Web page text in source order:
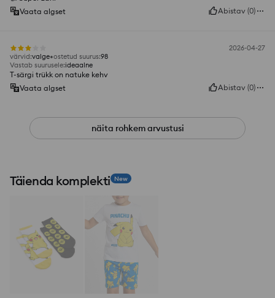
Vaata algset
Abistav (0)
2026-04-27
värvid:valge ostetud suurus:98
Vastab suurusele:ideaalne
T-särgi trükk on natuke kehv
Vaata algset
Abistav (0)
näita rohkem arvustusi
Täienda komplekti New